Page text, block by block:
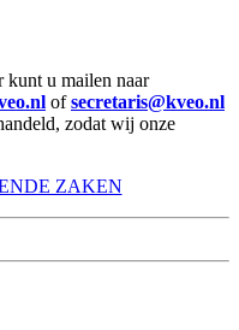
kunt u mailen naar
ofsecretaris@kveo.nl
zodat wij onze
ZAKEN